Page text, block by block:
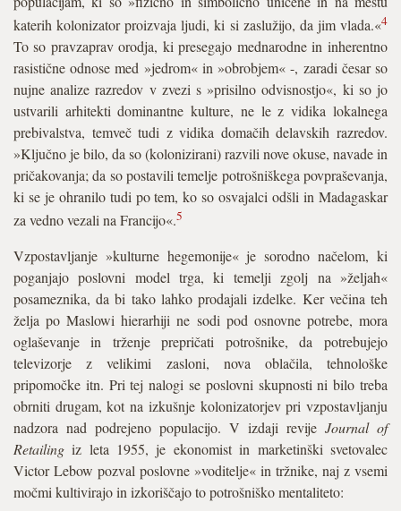
katerih kolonizator proizvaja ljudi, ki si zaslužijo, da jim vlada.«4
To so pravzaprav orodja, ki presegajo mednarodne in inherentno
rasistične odnose med »jedrom« in »obrobjem« -, zaradi česar so
nujne analize razredov v zvezi s »prisilno odvisnostjo«, ki so jo
ustvarili arhitekti dominantne kulture, ne le z vidika lokalnega
prebivalstva, temveč tudi z vidika domačih delavskih razredov.
»Ključno je bilo, da so (kolonizirani) razvili nove okuse, navade in
pričakovanja; da so postavili temelje potrošniškega povpraševanja,
ki se je ohranilo tudi po tem, ko so osvajalci odšli in Madagaskar
za vedno vezali na Francijo«.5
Vzpostavljanje »kulturne hegemonije« je sorodno načelom, ki
poganjajo poslovni model trga, ki temelji zgolj na »željah«
posameznika, da bi tako lahko prodajali izdelke. Ker večina teh
želja po Maslowi hierarhiji ne sodi pod osnovne potrebe, mora
oglaševanje in trženje prepričati potrošnike, da potrebujejo
televizorje z velikimi zasloni, nova oblačila, tehnološke
pripomočke itn. Pri tej nalogi se poslovni skupnosti ni bilo treba
obrniti drugam, kot na izkušnje kolonizatorjev pri vzpostavljanju
nadzora nad podrejeno populacijo. V izdaji revije Journal of
Retailing iz leta 1955, je ekonomist in marketinški svetovalec
Victor Lebow pozval poslovne »voditelje« in tržnike, naj z vsemi
močmi kultivirajo in izkoriščajo to potrošniško mentaliteto: